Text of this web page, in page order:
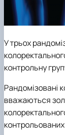
У трьох
контрольну
Рандомізовані
вважаються